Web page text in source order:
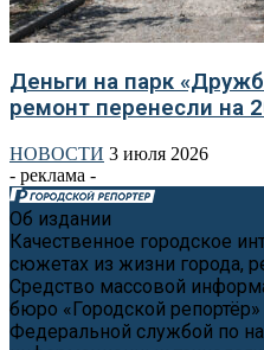
Деньги на парк
ремонт перенесли на
НОВОСТИ 3 июля 2026
- реклама -
Об издании
Качественное городское
сюжетах из жизни города,
Средство массовой
бюро «Городской репортёр»
Федеральной службой по